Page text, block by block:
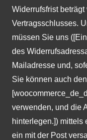
Widerrufsfrist
Vertragsschlusses.
müssen Sie uns
des
Mailadresse und,
Sie können auch
verwenden, und die
hinterlegen.]) mittels
ein mit der Post